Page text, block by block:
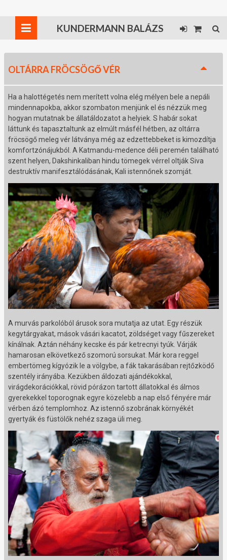
KUNDERMANN BALÁZS
OLTÁRRA FRÖCSÖGŐ VÉR
Ha a halottégetés nem merített volna elég mélyen bele a nepáli
mindennapokba, akkor szombaton menjünk el és nézzük meg
hogyan mutatnak be állatáldozatot a helyiek. S habár sokat
láttunk és tapasztaltunk az elmúlt másfél hétben, az oltárra
fröcsögő meleg vér látványa még az edzettebbeket is kimozdítja
komfortzónájukból. A Katmandu-medence déli peremén található
szent helyen, Dakshinkaliban hindu tömegek vérrel oltják Siva
destruktív manifesztálódásának, Kali istennőnek szomját.
A murvás parkolóból árusok sora mutatja az utat. Egy részük
kegytárgyakat, mások vásári kacatot, zöldséget vagy fűszereket
kínálnak. Aztán néhány kecske és pár ketrecnyi tyúk. Várják
hamarosan elkövetkező szomorú sorsukat. Már kora reggel
embertömeg kígyózik le a völgybe, a fák takarásában rejtőzködő
szentély irányába. Kezükben áldozati ajándékokkal,
virágdekorációkkal, rövid pórázon tartott állatokkal és álmos
gyerekekkel toporognak egyre közelebb a nap első fényére már
vérben ázó templomhoz. Az istennő szobrának környékét
gyertyák és füstölők nehéz szaga üli meg.